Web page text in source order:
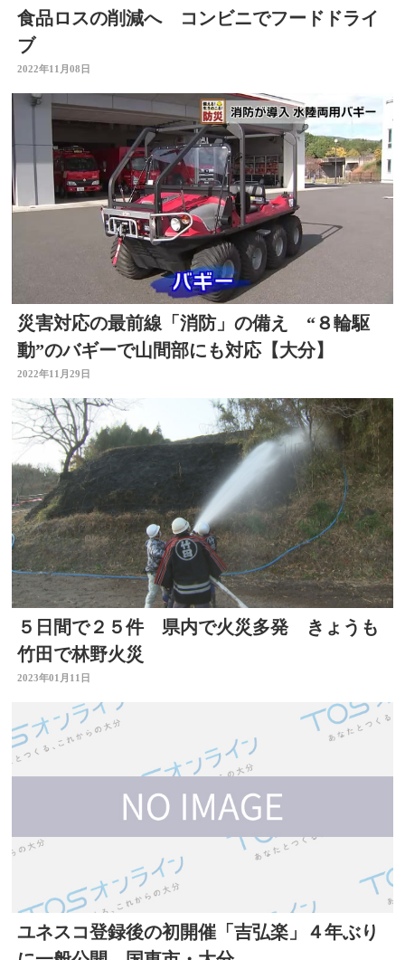
食品ロスの削減へ コンビニでフードドライ
ブ
2022年11月08日
災害対応の最前線「消防」の備え “８輪駆
動”のバギーで山間部にも対応【大分】
2022年11月29日
５日間で２５件 県内で火災多発 きょうも
竹田で林野火災
2023年01月11日
ユネスコ登録後の初開催「吉弘楽」４年ぶり